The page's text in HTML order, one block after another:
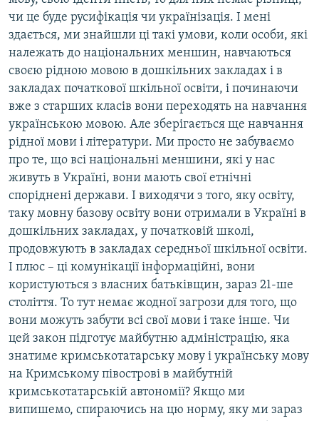
чи це буде русифікація чи українізація. І мені
здається, ми знайшли ці такі умови, коли особи, які
належать до національних меншин, навчаються
своєю рідною мовою в дошкільних закладах і в
закладах початкової шкільної освіти, і починаючи
вже з старших класів вони переходять на навчання
українською мовою. Але зберігається ще навчання
рідної мови і літератури. Ми просто не забуваємо
про те, що всі національні меншини, які у нас
живуть в Україні, вони мають свої етнічні
споріднені держави. І виходячи з того, яку освіту,
таку мовну базову освіту вони отримали в Україні в
дошкільних закладах, у початковій школі,
продовжують в закладах середньої шкільної освіти.
І плюс – ці комунікації інформаційні, вони
користуються з власних батьківщин, зараз 21-ше
століття. То тут немає жодної загрози для того, що
вони можуть забути всі свої мови і таке інше. Чи
цей закон підготує майбутню адміністрацію, яка
знатиме кримськотатарську мову і українську мову
на Кримському півострові в майбутній
кримськотатарській автономії? Якщо ми
випишемо, спираючись на цю норму, яку ми зараз